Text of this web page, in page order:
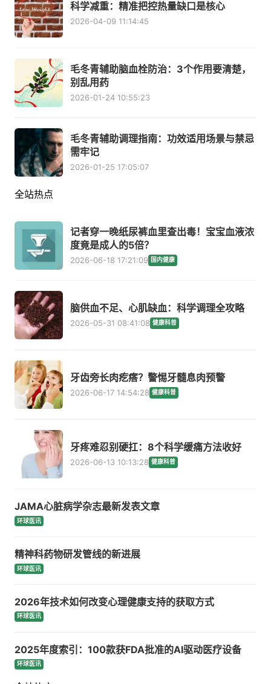
科学减重：精准把控热量缺口是核心
2026-04-09 11:14:45
毛冬青辅助脑血栓防治：3个作用要清楚，
别乱用药
2026-01-24 10:55:23
毛冬青辅助调理指南：功效适用场景与禁忌
需牢记
2026-01-25 17:05:07
全站热点
记者穿一晚纸尿裤血里查出毒！宝宝血液浓
度竟是成人的5倍？
2026-06-18 17:21:09 国内健康
脑供血不足、心肌缺血：科学调理全攻略
2026-05-31 08:41:08 健康科普
牙齿旁长肉疙瘩？警惕牙髓息肉预警
2026-06-17 14:54:28 健康科普
牙疼难忍别硬扛：8个科学缓痛方法收好
2026-06-13 10:13:28 健康科普
JAMA心脏病学杂志最新发表文章
环球医讯
精神科药物研发管线的新进展
环球医讯
2026年技术如何改变心理健康支持的获取方式
环球医讯
2025年度索引：100款获FDA批准的AI驱动医疗设备
环球医讯